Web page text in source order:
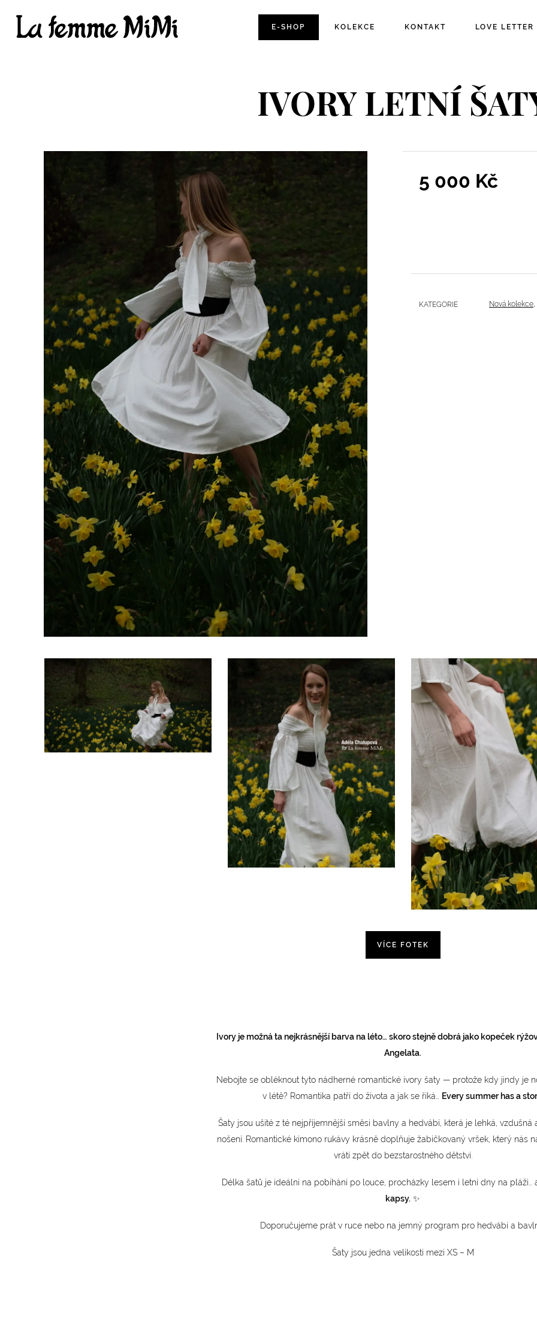
E-SHOP KOLEKCE KONTAKT LOVE LETTER
IVORY LETNÍ
5 000 Kč
KATEGORIE Nová kolekce,
VÍCE FOTEK
Ivory je možná ta nejkrásnější barva na léto… skoro stejně dobrá jako kopeček
Angelata.
Nebojte se obléknout tyto nádherné romantické ivory šaty — protože kdy jindy je
v létě? Romantika patří do života a jak se říká… Every summer has a
Šaty jsou ušité z té nejpříjemnější směsi bavlny a hedvábí, která je lehká, vzdušná
nošení. Romantické kimono rukávy krásně doplňuje žabičkovaný vršek, který nás
vrátí zpět do bezstarostného dětství.
Délka šatů je ideální na pobíhání po louce, procházky lesem i letní dny na pláži…
kapsy. ✨
Doporučujeme prát v ruce nebo na jemný program pro hedvábí a
Šaty jsou jedna velikosti mezi XS – M